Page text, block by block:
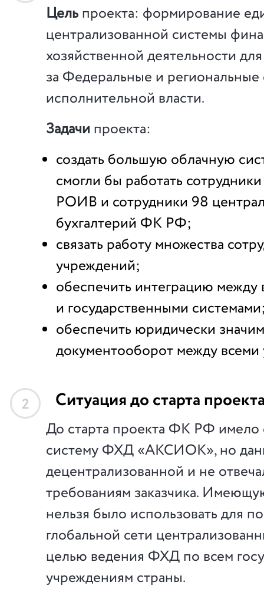
Цельпроекта: формирование
централизованной системы
хозяйственной деятельности
за Федеральные и региональные
исполнительной власти.
Задачи проекта:
создать большую облачную
смогли бы работать
РОИВ и сотрудники 98
бухгалтерий ФК РФ;
связать работу множества
учреждений;
обеспечить интеграцию
и государственными
обеспечить юридически
документооборот между всеми
2 Ситуация до старта
До старта проекта ФК РФ имело
систему ФХД «АКСИОК», но
децентрализованной и не
требованиям заказчика.
нельзя было использовать для
глобальной сети
целью ведения ФХД по всем
учреждениям страны.